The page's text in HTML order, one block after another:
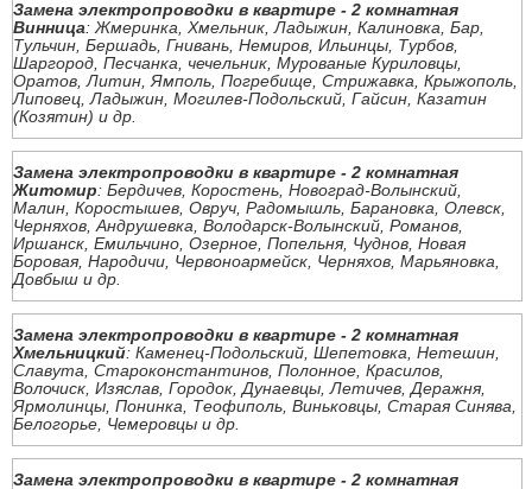
Замена электропроводки в квартире - 2 комнатная
Винница: Жмеринка, Хмельник, Ладыжин, Калиновка, Бар,
Тульчин, Бершадь, Гнивань, Немиров, Ильинцы, Турбов,
Шаргород, Песчанка, чечельник, Мурованые Куриловцы,
Оратов, Литин, Ямполь, Погребище, Стрижавка, Крыжополь,
Липовец, Ладыжин, Могилев-Подольский, Гайсин, Казатин
(Козятин) и др.
Замена электропроводки в квартире - 2 комнатная
Житомир: Бердичев, Коростень, Новоград-Волынский,
Малин, Коростышев, Овруч, Радомышль, Барановка, Олевск,
Черняхов, Андрушевка, Володарск-Волынский, Романов,
Иршанск, Емильчино, Озерное, Попельня, Чуднов, Новая
Боровая, Народичи, Червоноармейск, Черняхов, Марьяновка,
Довбыш и др.
Замена электропроводки в квартире - 2 комнатная
Хмельницкий: Каменец-Подольский, Шепетовка, Нетешин,
Славута, Староконстантинов, Полонное, Красилов,
Волочиск, Изяслав, Городок, Дунаевцы, Летичев, Деражня,
Ярмолинцы, Понинка, Теофиполь, Виньковцы, Старая Синява,
Белогорье, Чемеровцы и др.
Замена электропроводки в квартире - 2 комнатная